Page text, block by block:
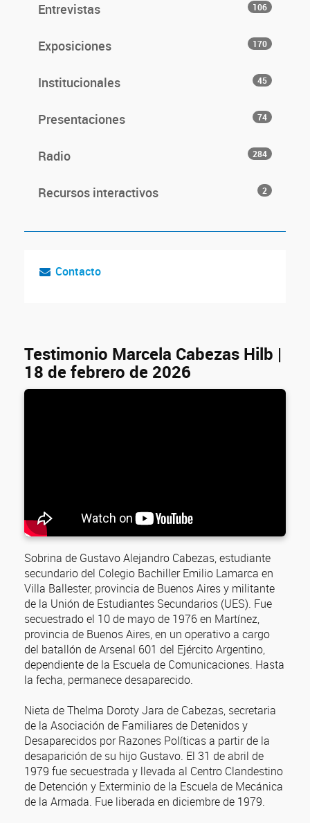
Entrevistas 106
Exposiciones 170
Institucionales 45
Presentaciones 74
Radio 284
Recursos interactivos 2
Contacto
Testimonio Marcela Cabezas Hilb |
18 de febrero de 2026
Sobrina de Gustavo Alejandro Cabezas, estudiante
secundario del Colegio Bachiller Emilio Lamarca en
Villa Ballester, provincia de Buenos Aires y militante
de la Unión de Estudiantes Secundarios (UES). Fue
secuestrado el 10 de mayo de 1976 en Martínez,
provincia de Buenos Aires, en un operativo a cargo
del batallón de Arsenal 601 del Ejército Argentino,
dependiente de la Escuela de Comunicaciones. Hasta
la fecha, permanece desaparecido.
Nieta de Thelma Doroty Jara de Cabezas, secretaria
de la Asociación de Familiares de Detenidos y
Desaparecidos por Razones Políticas a partir de la
desaparición de su hijo Gustavo. El 31 de abril de
1979 fue secuestrada y llevada al Centro Clandestino
de Detención y Exterminio de la Escuela de Mecánica
de la Armada. Fue liberada en diciembre de 1979.